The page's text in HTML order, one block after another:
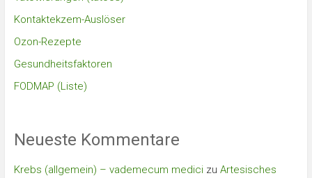
Kontaktekzem-Auslöser
Ozon-Rezepte
Gesundheitsfaktoren
FODMAP (Liste)
Neueste Kommentare
Krebs (allgemein) – vademecum medicizu Artesisches